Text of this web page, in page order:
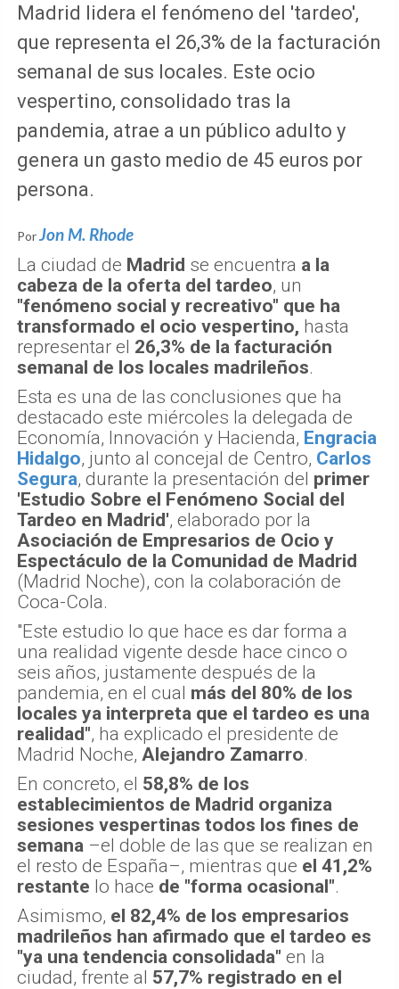
Madrid lidera el fenómeno del 'tardeo',
que representa el 26,3% de la facturación
semanal de sus locales. Este ocio
vespertino, consolidado tras la
pandemia, atrae a un público adulto y
genera un gasto medio de 45 euros por
persona.
PorJon M. Rhode
La ciudad de Madrid se encuentra a la
cabeza de la oferta del tardeo, un
"fenómeno social y recreativo" que ha
transformado el ocio vespertino, hasta
representar el 26,3% de la facturación
semanal de los locales madrileños.
Esta es una de las conclusiones que ha
destacado este miércoles la delegada de
Economía, Innovación y Hacienda, Engracia
Hidalgo, junto al concejal de Centro, Carlos
Segura, durante la presentación del primer
'Estudio Sobre el Fenómeno Social del
Tardeo en Madrid', elaborado por la
Asociación de Empresarios de Ocio y
Espectáculo de la Comunidad de Madrid
(Madrid Noche), con la colaboración de
Coca-Cola.
"Este estudio lo que hace es dar forma a
una realidad vigente desde hace cinco o
seis años, justamente después de la
pandemia, en el cual más del 80% de los
locales ya interpreta que el tardeo es una
realidad", ha explicado el presidente de
Madrid Noche, Alejandro Zamarro.
En concreto, el 58,8% de los
establecimientos de Madrid organiza
sesiones vespertinas todos los fines de
semana –el doble de las que se realizan en
el resto de España–, mientras que el 41,2%
restante lo hace de "forma ocasional".
Asimismo, el 82,4% de los empresarios
madrileños han afirmado que el tardeo es
"ya una tendencia consolidada" en la
ciudad, frente al 57,7% registrado en el